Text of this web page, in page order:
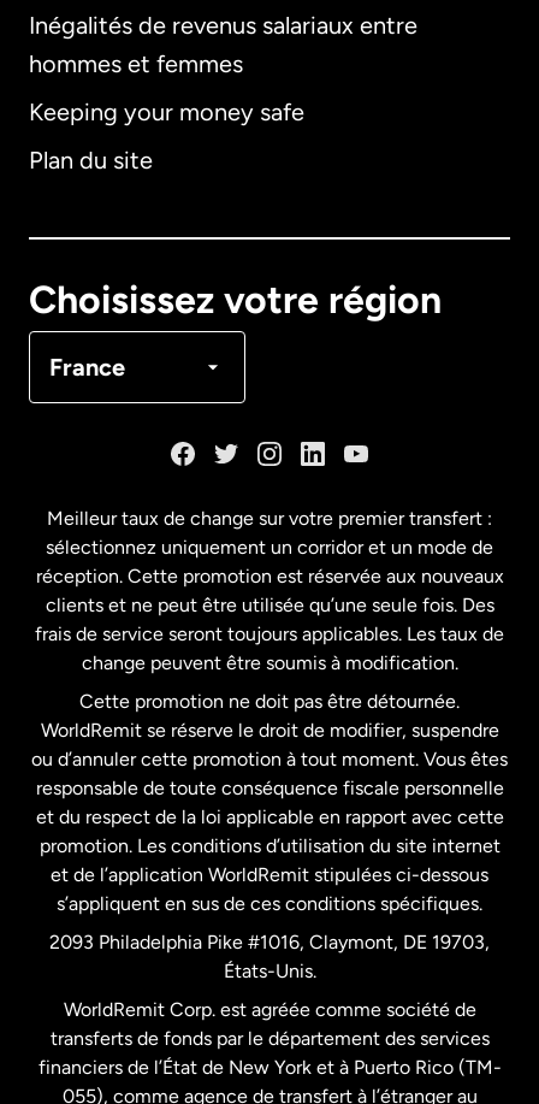
Inégalités de revenus salariaux entre
hommes et femmes
Keeping your money safe
Plan du site
Choisissez votre région
France
Allemagne
Français
États-Unis English
États-Unis Español
France
Malaisie
Nouvelle-Zélande
Pays-Bas
Royaume-Uni
Suède
Meilleur taux de change sur votre premier transfert :
sélectionnez uniquement un corridor et un mode de
réception. Cette promotion est réservée aux nouveaux
clients et ne peut être utilisée qu’une seule fois. Des
frais de service seront toujours applicables. Les taux de
change peuvent être soumis à modification.
Cette promotion ne doit pas être détournée.
WorldRemit se réserve le droit de modifier, suspendre
ou d’annuler cette promotion à tout moment. Vous êtes
responsable de toute conséquence fiscale personnelle
et du respect de la loi applicable en rapport avec cette
promotion. Les conditions d’utilisation du site internet
et de l’application WorldRemit stipulées ci-dessous
s’appliquent en sus de ces conditions spécifiques.
2093 Philadelphia Pike #1016, Claymont, DE 19703,
États-Unis.
WorldRemit Corp. est agréée comme société de
transferts de fonds par le département des services
financiers de l’État de New York et à Puerto Rico (TM-
055), comme agence de transfert à l’étranger au